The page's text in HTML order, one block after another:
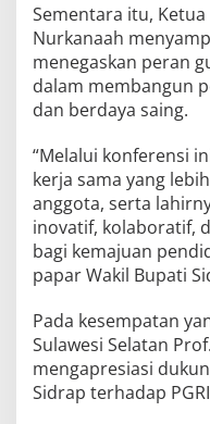
Sementara itu, Ketua
Nurkanaah
menegaskan peran
dalam membangun
dan berdaya saing.
“Melalui konferensi
kerja sama yang
anggota, serta
inovatif, kolaboratif,
bagi kemajuan
papar Wakil Bupati
Pada kesempatan
Sulawesi Selatan
mengapresiasi
Sidrap terhadap